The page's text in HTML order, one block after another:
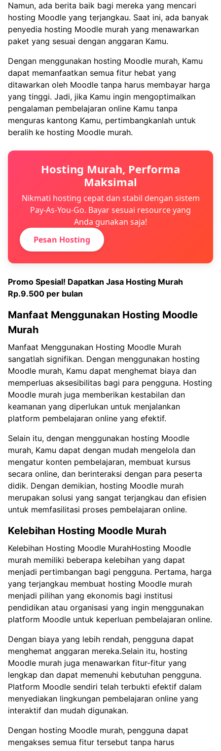
Namun, ada berita baik bagi mereka yang mencari
hosting Moodle yang terjangkau. Saat ini, ada banyak
penyedia hosting Moodle murah yang menawarkan
paket yang sesuai dengan anggaran Kamu.
Dengan menggunakan hosting Moodle murah, Kamu
dapat memanfaatkan semua fitur hebat yang
ditawarkan oleh Moodle tanpa harus membayar harga
yang tinggi. Jadi, jika Kamu ingin mengoptimalkan
pengalaman pembelajaran online Kamu tanpa
menguras kantong Kamu, pertimbangkanlah untuk
beralih ke hosting Moodle murah.
Hosting Murah, Performa
Maksimal
Nikmati hosting cepat dan stabil dengan sistem
Pay-As-You-Go. Bayar sesuai resource yang
Anda gunakan saja!
Pesan Hosting
Promo Spesial! Dapatkan Jasa Hosting Murah
Rp.9.500 per bulan
Manfaat Menggunakan Hosting Moodle
Murah
Manfaat Menggunakan Hosting Moodle Murah
sangatlah signifikan. Dengan menggunakan hosting
Moodle murah, Kamu dapat menghemat biaya dan
memperluas aksesibilitas bagi para pengguna. Hosting
Moodle murah juga memberikan kestabilan dan
keamanan yang diperlukan untuk menjalankan
platform pembelajaran online yang efektif.
Selain itu, dengan menggunakan hosting Moodle
murah, Kamu dapat dengan mudah mengelola dan
mengatur konten pembelajaran, membuat kursus
secara online, dan berinteraksi dengan para peserta
didik. Dengan demikian, hosting Moodle murah
merupakan solusi yang sangat terjangkau dan efisien
untuk memfasilitasi proses pembelajaran online.
Kelebihan Hosting Moodle Murah
Kelebihan Hosting Moodle MurahHosting Moodle
murah memiliki beberapa kelebihan yang dapat
menjadi pertimbangan bagi pengguna. Pertama, harga
yang terjangkau membuat hosting Moodle murah
menjadi pilihan yang ekonomis bagi institusi
pendidikan atau organisasi yang ingin menggunakan
platform Moodle untuk keperluan pembelajaran online.
Dengan biaya yang lebih rendah, pengguna dapat
menghemat anggaran mereka.Selain itu, hosting
Moodle murah juga menawarkan fitur-fitur yang
lengkap dan dapat memenuhi kebutuhan pengguna.
Platform Moodle sendiri telah terbukti efektif dalam
menyediakan lingkungan pembelajaran online yang
interaktif dan mudah digunakan.
Dengan hosting Moodle murah, pengguna dapat
mengakses semua fitur tersebut tanpa harus